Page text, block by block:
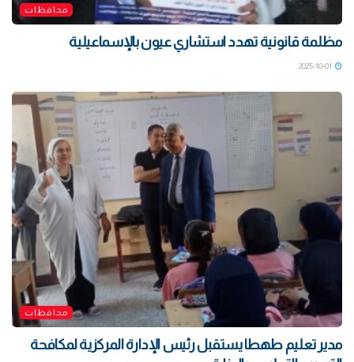
محافظات
مظلمة قانونية تهدد استشاري عيون بالإسماعيلية
محافظات
مدير تعليم طهطا يستقبل رئيس الإدارة المركزية لمكافحة